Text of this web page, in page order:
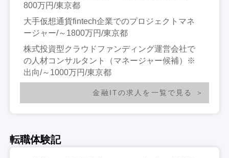
800万円/東京都
大手仮想通貨fintech企業でのプロジェクトマネ
ージャー/～1800万円/東京都
株式投資型クラウドファンディング運営会社で
の人材コンサルタント（マネージャー候補）※
出向/～1000万円/東京都
金融ITの求人を一覧で見る
転職体験記